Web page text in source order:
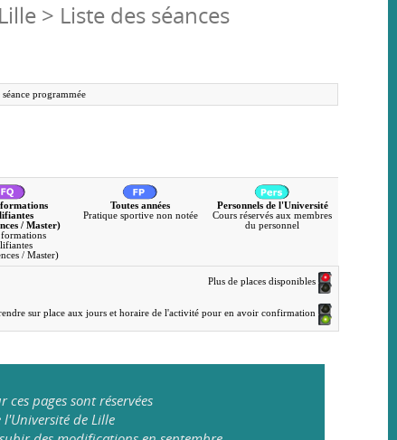
> Liste des séances
programmée
/ Master)
/ Master)
Toutes années
Pratique sportive non notée
Personnels de l'Université
Cours réservés aux membres
du personnel
Plus de places disponibles
rendre sur place aux jours et horaire de l'activité pour en avoir confirmation
ces pages sont réservées
de Lille